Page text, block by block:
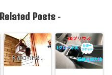
Related Posts-